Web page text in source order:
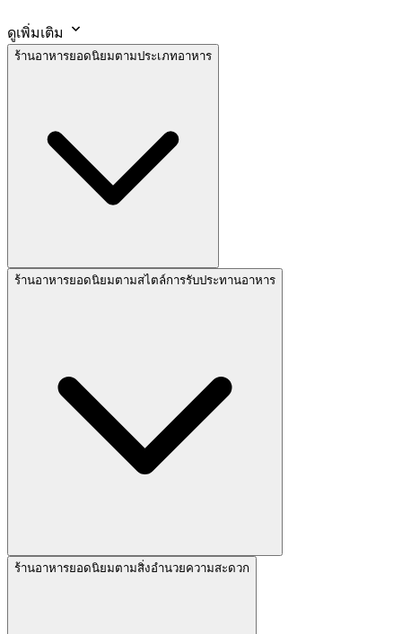
ดูเพิ่มเติม
ร้านอาหารยอดนิยมตามประเภทอาหาร
ร้านอาหารยอดนิยมตามสไตล์การรับประทานอาหาร
ร้านอาหารยอดนิยมตามสิ่งอำนวยความสะดวก